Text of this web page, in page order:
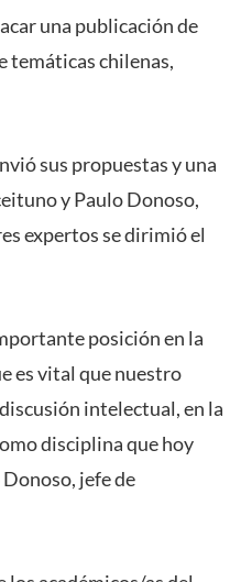
una publicación de
temáticas chilenas,
sus propuestas y una
y Paulo Donoso,
expertos se dirimió el
posición en la
es vital que nuestro
intelectual, en la
disciplina que hoy
jefe de